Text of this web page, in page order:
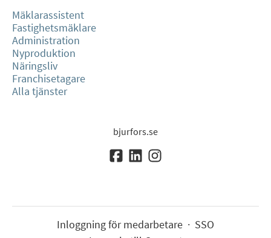
Mäklarassistent
Fastighetsmäklare
Administration
Nyproduktion
Näringsliv
Franchisetagare
Alla tjänster
bjurfors.se
Inloggning för medarbetare · SSO